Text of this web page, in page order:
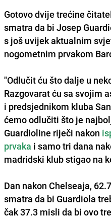
Gotovo dvije trećine
smatra da bi Josep
s još uvijek aktualnim
nogometnim prvakom
"Odlučit ću što dalje u
Razgovarat ću sa svojim
i predsjednikom kluba
ćemo odlučiti što je
Guardioline riječi nakon
prvaka i samo tri dana
madridski klub stigao na
Dan nakon Chelseaja,
smatra da bi Guardiola
čak 37.3 misli da bi ovo